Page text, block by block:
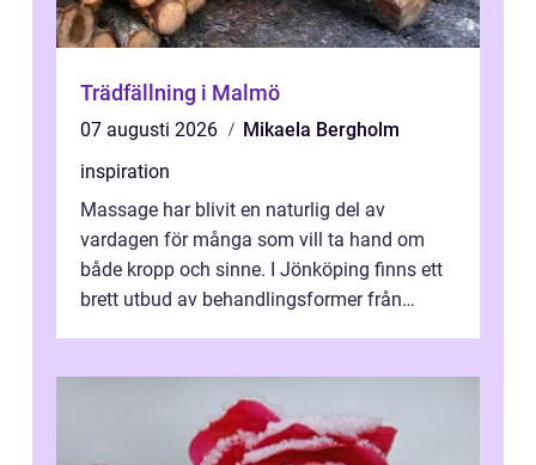
Trädfällning i Malmö
07 augusti 2026
Mikaela Bergholm
inspiration
Massage har blivit en naturlig del av
vardagen för många som vill ta hand om
både kropp och sinne. I Jönköping finns ett
brett utbud av behandlingsformer från